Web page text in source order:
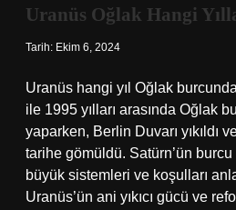
Uranüs Oğlak Hangi
Tarih: Ekim 6, 2024
Uranüs hangi yıl Oğlak
ile 1995 yılları arasında Oğlak
yaparken, Berlin Duvarı yıkıldı
tarihe gömüldü. Satürn’ün
büyük sistemleri ve koşulları
Uranüs’ün ani yıkıcı gücü ve